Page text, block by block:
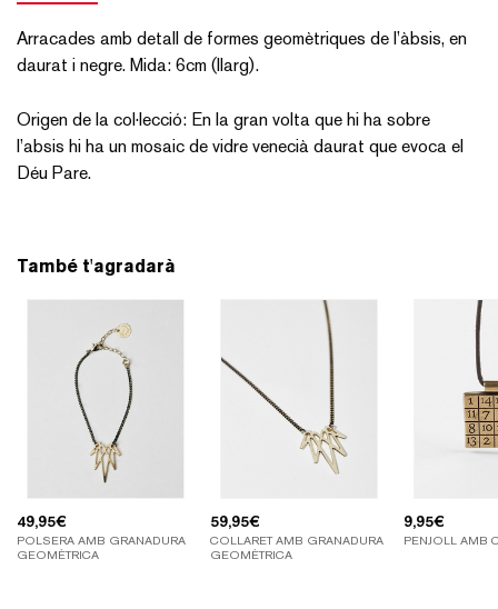
Arracades amb detall de formes geomètriques de l’àbsis, en
daurat i negre. Mida: 6cm (llarg).
Origen de la col·lecció: En la gran volta que hi ha sobre
l’absis hi ha un mosaic de vidre venecià daurat que evoca el
Déu Pare.
També t'agradarà
49,95€
POLSERA AMB GRANADURA
GEOMÈTRICA
59,95€
COLLARET AMB GRANADURA
GEOMÈTRICA
9,95€
PENJOLL AMB